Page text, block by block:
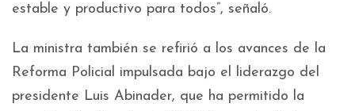
estable y productivo para todos”, señaló.
La ministra también se refirió a los avances de la
Reforma Policial impulsada bajo el liderazgo del
presidente Luis Abinader, que ha permitido la